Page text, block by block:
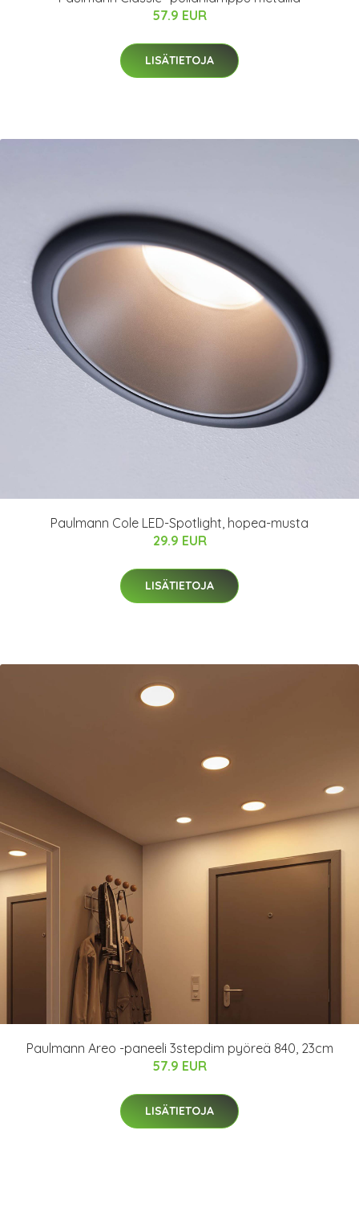
57.9 EUR
LISÄTIETOJA
Paulmann Cole LED-Spotlight, hopea-musta
29.9 EUR
LISÄTIETOJA
Paulmann Areo -paneeli 3stepdim pyöreä 840, 23cm
57.9 EUR
LISÄTIETOJA